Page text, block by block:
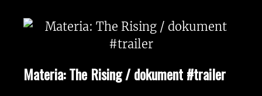
Materia: The Rising / dokument #trailer